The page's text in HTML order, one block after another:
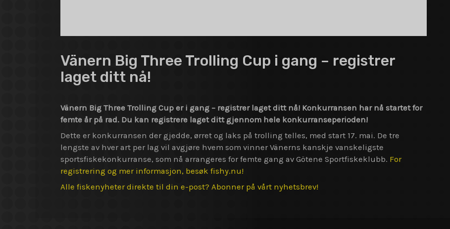
Vänern Big Three Trolling Cup i gang – registrer
laget ditt nå!
Vänern Big Three Trolling Cup er i gang – registrer laget ditt nå! Konkurransen har nå startet for
femte år på rad. Du kan registrere laget ditt gjennom hele konkurranseperioden!
Dette er konkurransen der gjedde, ørret og laks på trolling telles, med start 17. mai. De tre
lengste av hver art per lag vil avgjøre hvem som vinner Vänerns kanskje vanskeligste
sportsfiskekonkurranse, som nå arrangeres for femte gang av Götene Sportfiskeklubb. For
registrering og mer informasjon, besøk fishy.nu!
Alle fiskenyheter direkte til din e-post? Abonner på vårt nyhetsbrev!